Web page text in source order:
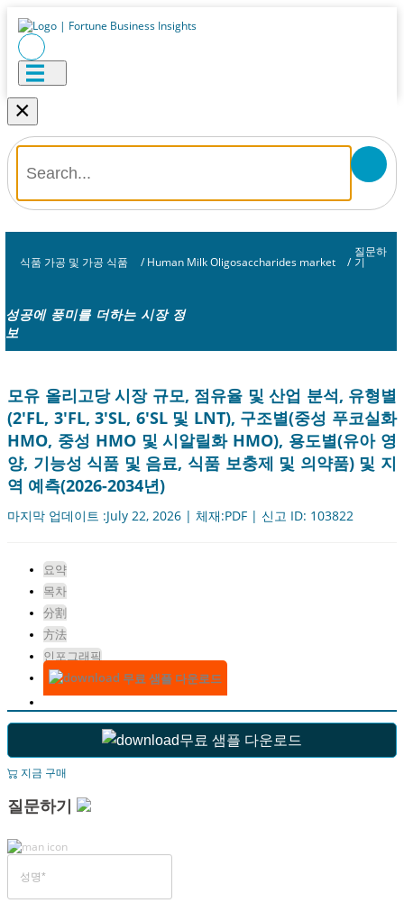
×
식품 가공 및 가공 식품 / Human Milk Oligosaccharides market /
질문하
기
성공에 풍미를 더하는 시장 정
보
모유 올리고당 시장 규모, 점유율 및 산업 분석, 유형별
(2'FL, 3'FL, 3'SL, 6'SL 및 LNT), 구조별(중성 푸코실화
HMO, 중성 HMO 및 시알릴화 HMO), 용도별(유아 영
양, 기능성 식품 및 음료, 식품 보충제 및 의약품) 및 지
역 예측(2026-2034년)
마지막 업데이트 :July 22, 2026 | 체재:PDF | 신고 ID: 103822
요약
목차
分割
方法
인포그래픽
무료 샘플 다운로드
무료 샘플 다운로드
지금 구매
질문하기